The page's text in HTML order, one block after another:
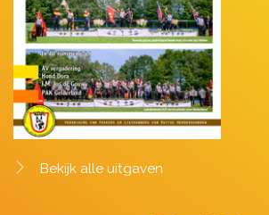
Bekijk alle uitgaven